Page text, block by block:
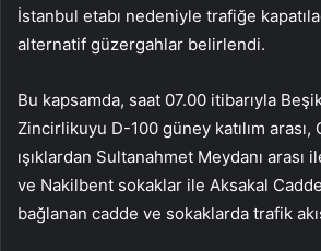
İstanbul etabı nedeniyle trafiğe
alternatif güzergahlar belirlendi.
Bu kapsamda, saat 07.00 itibarıyla
Zincirlikuyu D-100 güney katılım arası,
ışıklardan Sultanahmet Meydanı arası
ve Nakilbent sokaklar ile Aksakal
bağlanan cadde ve sokaklarda trafik